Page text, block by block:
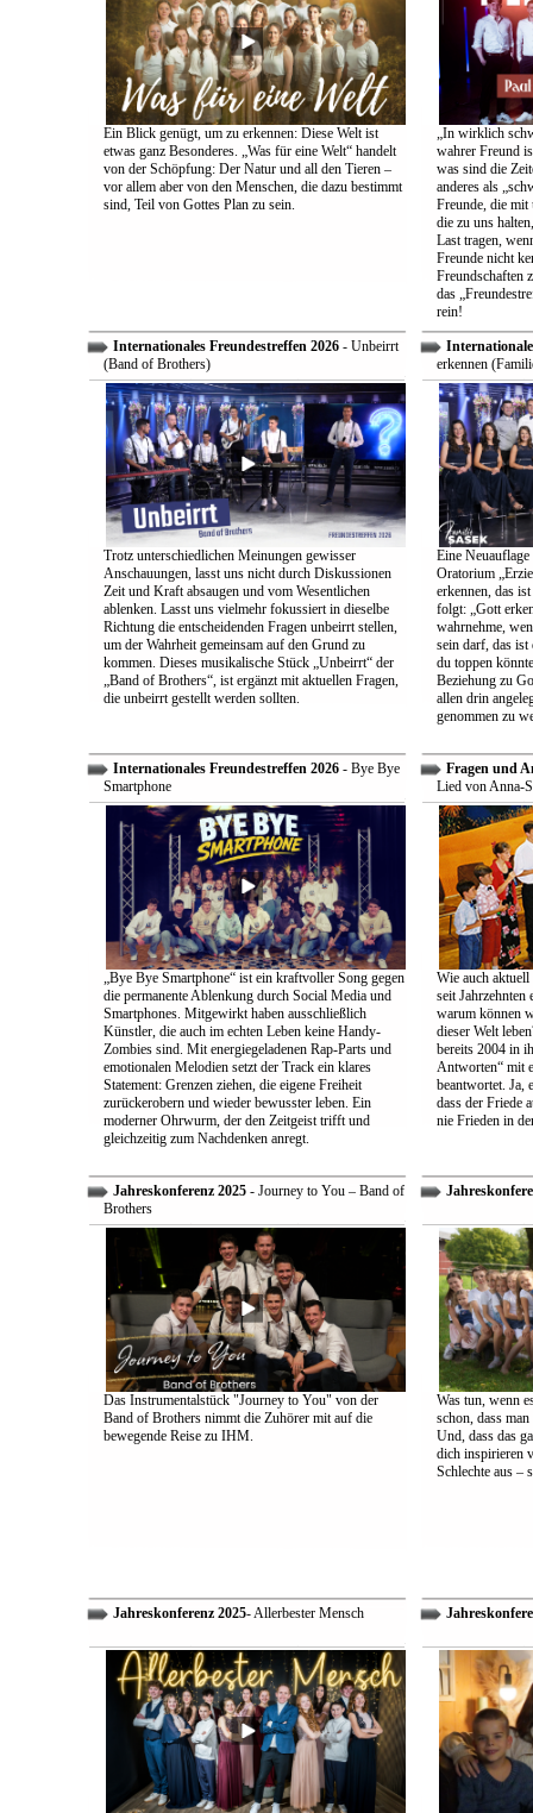
Ein Blick genügt, um zu erkennen: Diese Welt ist
etwas ganz Besonderes. „Was für eine Welt“ handelt
von der Schöpfung: Der Natur und all den Tieren –
vor allem aber von den Menschen, die dazu bestimmt
sind, Teil von Gottes Plan zu sein.
„In wirklich
wahrer Freund
was sind die
anderes als
Freunde, die mit
die zu uns
Last tragen,
Freunde nicht
Freundschaften
das
rein!
Internationales Freundestreffen 2026- Unbeirrt
(Band of Brothers)
Trotz unterschiedlichen Meinungen gewisser
Anschauungen, lasst uns nicht durch Diskussionen
Zeit und Kraft absaugen und vom Wesentlichen
ablenken. Lasst uns vielmehr fokussiert in dieselbe
Richtung die entscheidenden Fragen unbeirrt stellen,
um der Wahrheit gemeinsam auf den Grund zu
kommen. Dieses musikalische Stück „Unbeirrt“ der
„Band of Brothers“, ist ergänzt mit aktuellen Fragen,
die unbeirrt gestellt werden sollten.
erkennen
Eine Neuauflage
Oratorium
erkennen, das
folgt: „Gott
wahrnehme,
sein darf, das ist
du toppen
Beziehung zu
allen drin
genommen zu
Internationales Freundestreffen 2026- Bye Bye
Smartphone
„Bye Bye Smartphone“ ist ein kraftvoller Song gegen
die permanente Ablenkung durch Social Media und
Smartphones. Mitgewirkt haben ausschließlich
Künstler, die auch im echten Leben keine Handy-
Zombies sind. Mit energiegeladenen Rap-Parts und
emotionalen Melodien setzt der Track ein klares
Statement: Grenzen ziehen, die eigene Freiheit
zurückerobern und wieder bewusster leben. Ein
moderner Ohrwurm, der den Zeitgeist trifft und
gleichzeitig zum Nachdenken anregt.
Fragen und
Lied von Anna-
Wie auch
seit Jahrzehnten
warum können
dieser Welt
bereits 2004 in
Antworten“ mit
beantwortet. Ja,
dass der Friede
nie Frieden in
Jahreskonferenz 2025- Journey to You – Band of
Brothers
Das Instrumentalstück "Journey to You" von der
Band of Brothers nimmt die Zuhörer mit auf die
bewegende Reise zu IHM.
Was tun, wenn
schon, dass
Und, dass das
dich inspirieren
Schlechte aus –
Jahreskonferenz 2025- Allerbester Mensch